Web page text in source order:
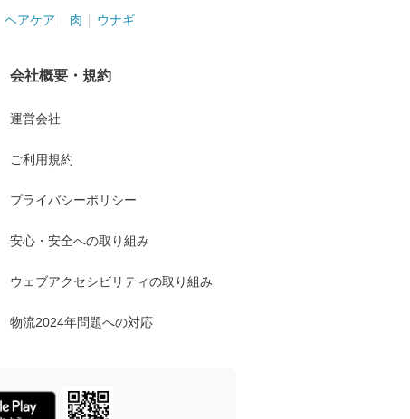
ヘアケア 肉 ウナギ
会社概要・規約
運営会社
ご利用規約
プライバシーポリシー
安心・安全への取り組み
ウェブアクセシビリティの取り組み
物流2024年問題への対応